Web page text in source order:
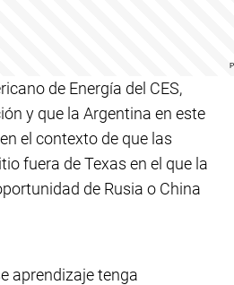
de Energía del CES,
y que la Argentina en este
el contexto de que las
fuera de Texas en el que la
de Rusia o China
aprendizaje tenga